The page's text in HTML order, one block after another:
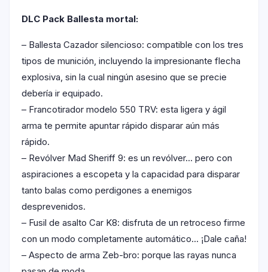
DLC Pack Ballesta mortal:
– Ballesta Cazador silencioso: compatible con los tres
tipos de munición, incluyendo la impresionante flecha
explosiva, sin la cual ningún asesino que se precie
debería ir equipado.
– Francotirador modelo 550 TRV: esta ligera y ágil
arma te permite apuntar rápido disparar aún más
rápido.
– Revólver Mad Sheriff 9: es un revólver… pero con
aspiraciones a escopeta y la capacidad para disparar
tanto balas como perdigones a enemigos
desprevenidos.
– Fusil de asalto Car K8: disfruta de un retroceso firme
con un modo completamente automático… ¡Dale caña!
– Aspecto de arma Zeb-bro: porque las rayas nunca